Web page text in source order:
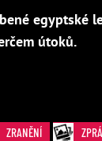
egyptské
útoků.
ZRANĚNÍ